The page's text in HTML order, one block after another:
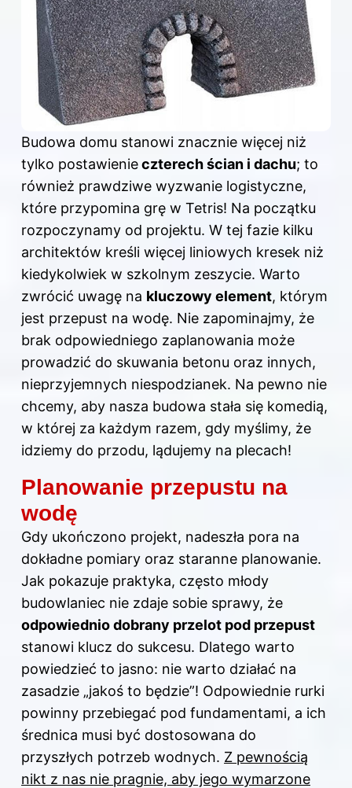
Budowa domu stanowi znacznie więcej niż
tylko postawienieczterech ścian i dachu; to
również prawdziwe wyzwanie logistyczne,
które przypomina grę w Tetris! Na początku
rozpoczynamy od projektu. W tej fazie kilku
architektów kreśli więcej liniowych kresek niż
kiedykolwiek w szkolnym zeszycie. Warto
zwrócić uwagę na kluczowy element, którym
jest przepust na wodę. Nie zapominajmy, że
brak odpowiedniego zaplanowania może
prowadzić do skuwania betonu oraz innych,
nieprzyjemnych niespodzianek. Na pewno nie
chcemy, aby nasza budowa stała się komedią,
w której za każdym razem, gdy myślimy, że
idziemy do przodu, lądujemy na plecach!
Planowanie przepustu na
wodę
Gdy ukończono projekt, nadeszła pora na
dokładne pomiary oraz staranne planowanie.
Jak pokazuje praktyka, często młody
budowlaniec nie zdaje sobie sprawy, że
odpowiednio dobrany przelot pod przepust
stanowi klucz do sukcesu. Dlatego warto
powiedzieć to jasno: nie warto działać na
zasadzie „jakoś to będzie”! Odpowiednie rurki
powinny przebiegać pod fundamentami, a ich
średnica musi być dostosowana do
przyszłych potrzeb wodnych. Z pewnością
nikt z nas nie pragnie, aby jego wymarzone